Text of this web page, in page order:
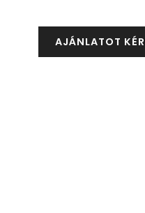
AJÁNLATOT